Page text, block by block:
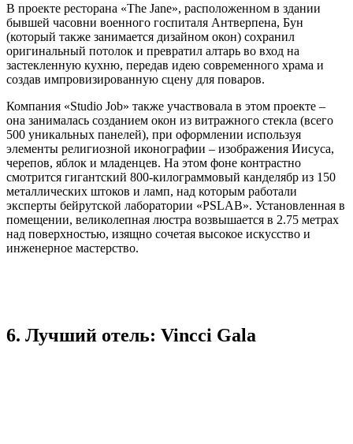
В проекте ресторана «The Jane», расположенном в здании
бывшей часовни военного госпиталя Антверпена, Бун
(который также занимается дизайном окон) сохранил
оригинальный потолок и превратил алтарь во вход на
застекленную кухню, передав идею современного храма и
создав импровизированную сцену для поваров.
Компания «Studio Job» также участвовала в этом проекте –
она занималась созданием окон из витражного стекла (всего
500 уникальных панелей), при оформлении используя
элементы религиозной иконографии – изображения Иисуса,
черепов, яблок и младенцев. На этом фоне контрастно
смотрится гигантский 800-килограммовый канделябр из 150
металлических штоков и ламп, над которым работали
эксперты бейрутской лаборатории «PSLAB». Установленная в
помещении, великолепная люстра возвышается в 2.75 метрах
над поверхностью, изящно сочетая высокое искусство и
инженерное мастерство.
6. Лучший отель: Vincci Gala